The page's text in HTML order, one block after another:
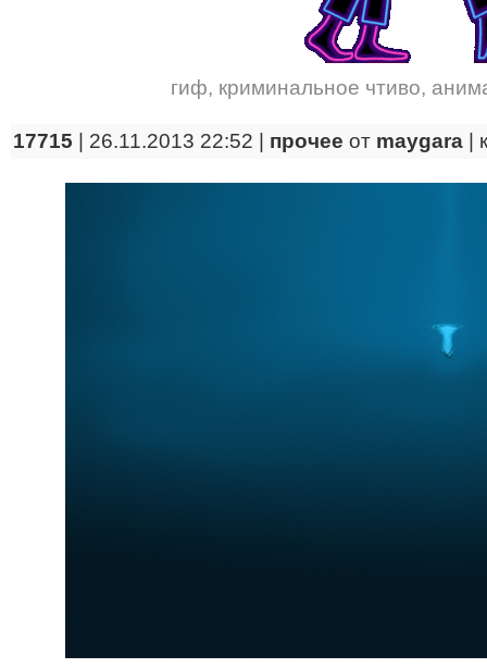
гиф, криминальное чтиво,
17715 | 26.11.2013 22:52 | прочее от maygara